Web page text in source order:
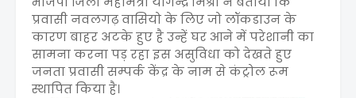
प्रवासी नवलगढ़ वासियो के लिए जो लॉकडाउन के
कारण बाहर अटके हुए है उन्हें घर आने में परेशानी का
सामना करना पड़ रहा इस असुविधा को देखते हुए
जनता प्रवासी सम्पर्क केंद्र के नाम से कंट्रोल रूम
स्थापित किया है।